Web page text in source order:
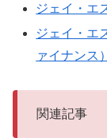
ジェイ・エ
ジェイ・エ
ァイナンス）
関連記事